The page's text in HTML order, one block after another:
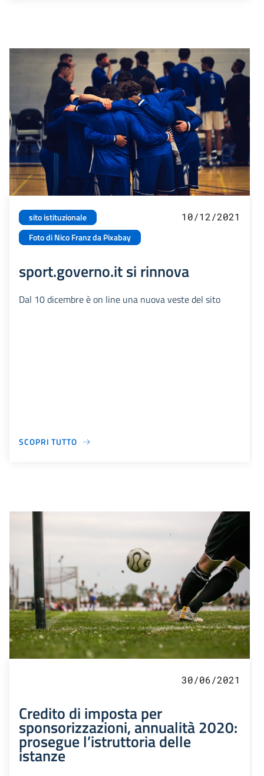
sito istituzionale
Foto di Nico Franz da Pixabay
10/12/2021
sport.governo.it si rinnova
Dal 10 dicembre è on line una nuova veste del sito
SCOPRI TUTTO
30/06/2021
Credito di imposta per
sponsorizzazioni, annualità 2020:
prosegue l’istruttoria delle
istanze